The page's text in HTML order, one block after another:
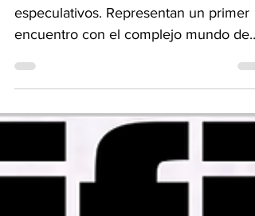
Advertencia : estos talleres son
especulativos. Representan un primer
encuentro con el complejo mundo de
las ficciones audiovisuales y...